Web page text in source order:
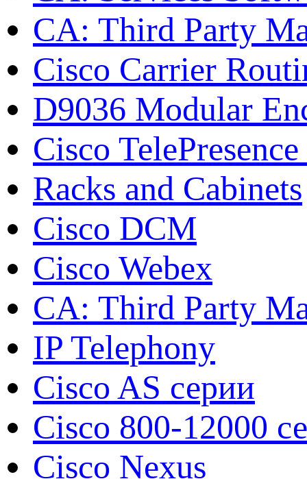
CA: Third Party
Cisco Carrier
D9036 Modular
Cisco
Racks and Cabinets
Cisco DCM
Cisco Webex
CA: Third Party
IP Telephony
Cisco AS серии
Cisco 800-12000
Cisco Nexus